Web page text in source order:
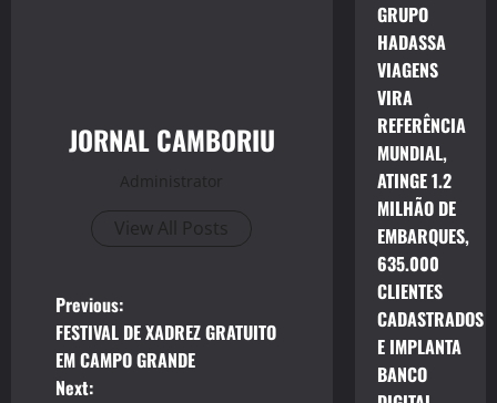
JORNAL CAMBORIU
Administrator
View All Posts
P
o
Previous:
FESTIVAL DE XADREZ GRATUITO
EM CAMPO GRANDE
Next:
GRUPO
HADASSA
VIAGENS
VIRA
REFERÊNCIA
MUNDIAL,
ATINGE 1.2
MILHÃO DE
EMBARQUES,
635.000
CLIENTES
CADASTRADOS
E IMPLANTA
BANCO